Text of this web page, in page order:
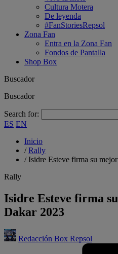
Cultura Motera
De leyenda
#FanStoriesRepsol
Zona Fan
Entra en la Zona Fan
Fondos de Pantalla
Shop Box
Buscador
Buscador
Search for:
ES EN
Inicio
/Rally
/Isidre Esteve firma su
Rally
Isidre Esteve firma
Dakar 2023
Redacción Box Repsol